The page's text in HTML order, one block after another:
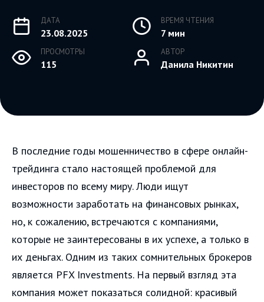
ДАТА
23.08.2025
ВРЕМЯ ЧТЕНИЯ
7 мин
ПРОСМОТРЫ
115
АВТОР
Данила Никитин
В последние годы мошенничество в сфере онлайн-
трейдинга стало настоящей проблемой для
инвесторов по всему миру. Люди ищут
возможности заработать на финансовых рынках,
но, к сожалению, встречаются с компаниями,
которые не заинтересованы в их успехе, а только в
их деньгах. Одним из таких сомнительных брокеров
является PFX Investments. На первый взгляд эта
компания может показаться солидной: красивый